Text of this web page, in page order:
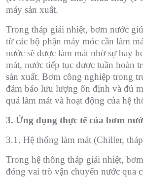
máy sản xuất.
Trong tháp giải nhiệt, bơm nước
từ các bộ phận máy móc cần làm
nước sẽ được làm mát nhờ sự bay
mát, nước tiếp tục được tuần hoàn
sản xuất. Bơm công nghiệp trong
đảm bảo lưu lượng ổn định và đủ
quả làm mát và hoạt động của hệ
3. Ứng dụng thực tế của bơm
3.1. Hệ thống làm mát (Chiller,
Trong hệ thống tháp giải nhiệt,
đóng vai trò vận chuyển nước qua